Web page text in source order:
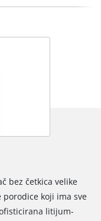
bez četkica velike
porodice koji ima sve
litijum-